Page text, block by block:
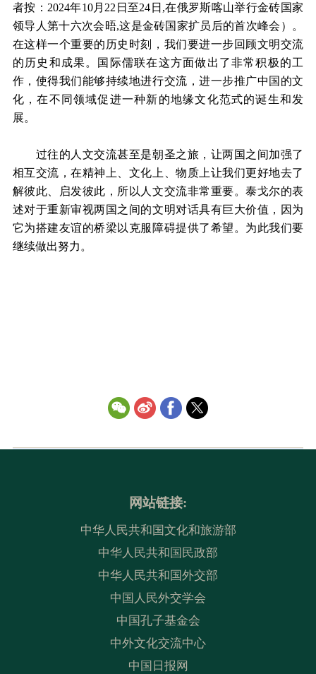
者按：2024年10月22日至24日,在俄罗斯喀山举行金砖国家
领导人第十六次会晤,这是金砖国家扩员后的首次峰会）。
在这样一个重要的历史时刻，我们要进一步回顾文明交流
的历史和成果。国际儒联在这方面做出了非常积极的工
作，使得我们能够持续地进行交流，进一步推广中国的文
化，在不同领域促进一种新的地缘文化范式的诞生和发
展。
过往的人文交流甚至是朝圣之旅，让两国之间加强了
相互交流，在精神上、文化上、物质上让我们更好地去了
解彼此、启发彼此，所以人文交流非常重要。泰戈尔的表
述对于重新审视两国之间的文明对话具有巨大价值，因为
它为搭建友谊的桥梁以克服障碍提供了希望。为此我们要
继续做出努力。
网站链接:
中华人民共和国文化和旅游部
中华人民共和国民政部
中华人民共和国外交部
中国人民外交学会
中国孔子基金会
中外文化交流中心
中国日报网